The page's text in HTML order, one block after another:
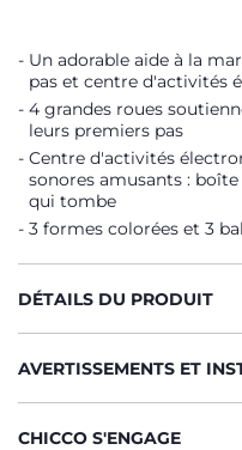
Un adorable aide à la
pas et centre d'activités
4 grandes roues
leurs premiers pas
Centre d'activités
sonores amusants :
qui tombe
3 formes colorées et 3
DÉTAILS DU PRODUIT
AVERTISSEMENTS ET
CHICCO S'ENGAGE